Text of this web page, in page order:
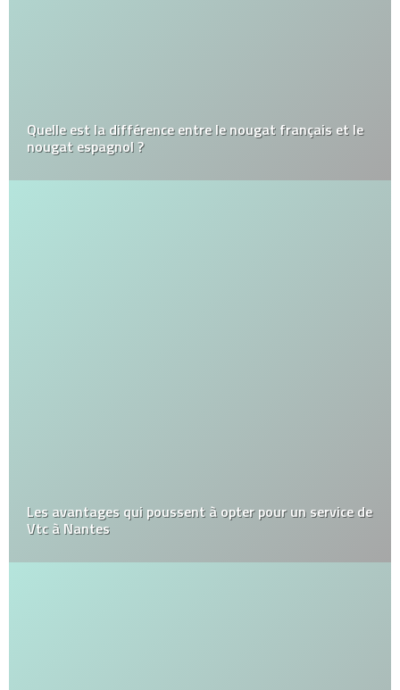
Quelle est la différence entre le nougat français et le
nougat espagnol ?
Les avantages qui poussent à opter pour un service de
Vtc à Nantes